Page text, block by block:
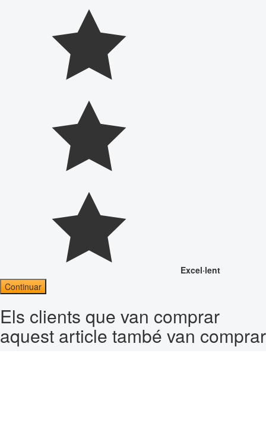
Excel·lent
Continuar
Els clients que van comprar
aquest article també van comprar